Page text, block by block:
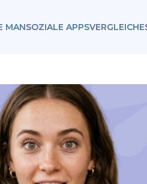
MANSOZIALE APPSVERGLEICHE